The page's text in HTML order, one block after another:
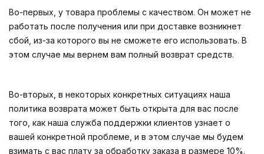
Во-первых, у товара проблемы с качеством. Он может не
работать после получения или при доставке возникнет
сбой, из-за которого вы не сможете его использовать. В
этом случае мы вернем вам полный возврат средств.
Во-вторых, в некоторых конкретных ситуациях наша
политика возврата может быть открыта для вас после
того, как наша служба поддержки клиентов узнает о
вашей конкретной проблеме, и в этом случае мы будем
взимать с вас плату за обработку заказа в размере 10%.